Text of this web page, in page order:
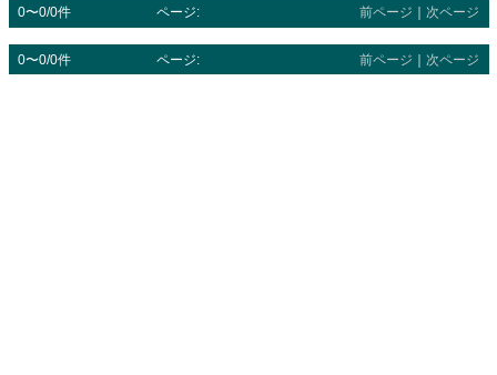
0〜0/0件 ページ: 前ページ 次ページ
0〜0/0件 ページ: 前ページ ｜ 次ページ